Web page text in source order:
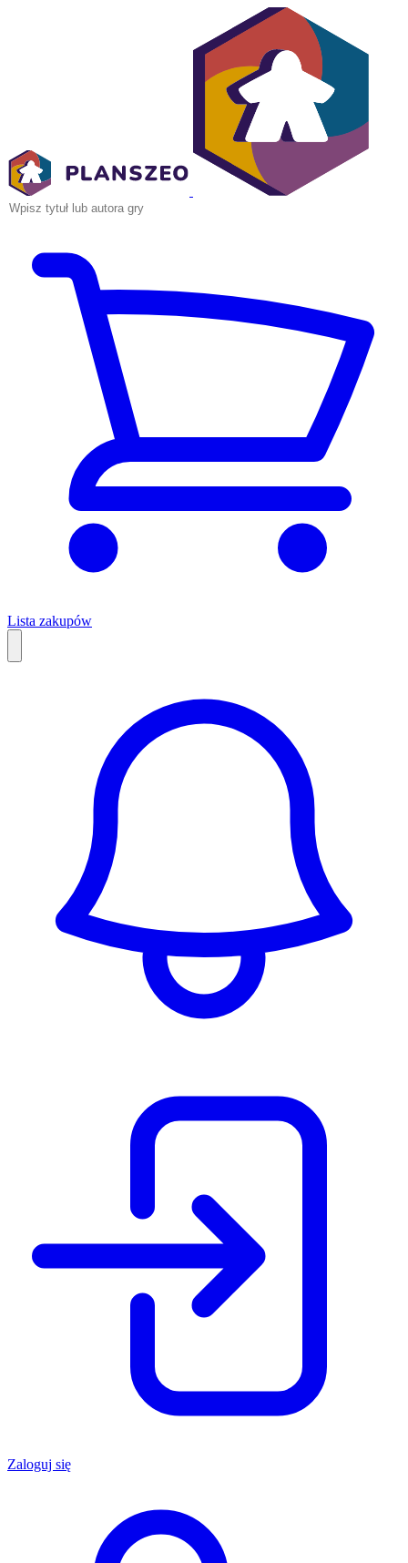
Lista zakupów
Zaloguj się